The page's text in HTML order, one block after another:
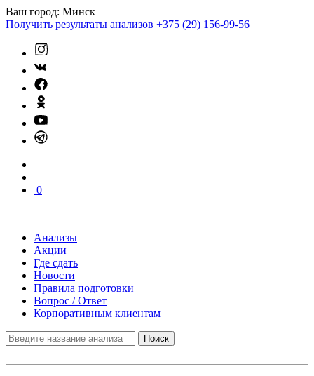
Ваш город: Минск
Получить результаты анализов +375 (29) 156-99-56
0
Анализы
Акции
Где сдать
Новости
Правила подготовки
Вопрос / Ответ
Корпоративным клиентам
Поиск